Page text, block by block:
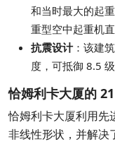
和当时最大的起
重型空中起重机
抗震设计：该建
度，可抵御 8.5 级
恰姆利卡大厦的
恰姆利卡大厦利用先
非线性形状，并解决